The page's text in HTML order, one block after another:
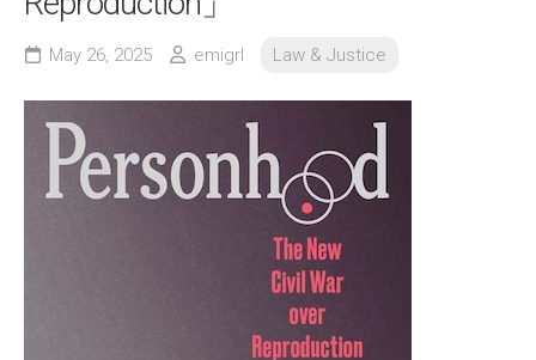
May 26, 2025 emigrl Law & Justice